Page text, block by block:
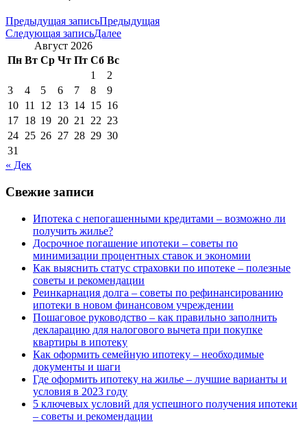
Предыдущая записьПредыдущая
Следующая записьДалее
Август 2026
Пн Вт Ср Чт Пт Сб Вс
1
2
3
4 5 6 7 8
9
10 11 12 13 14 15 16
17 18 19 20 21 22 23
24 25 26 27 28 29 30
31
« Дек
Свежие записи
Ипотека с непогашенными кредитами – возможно ли
получить жилье?
Досрочное погашение ипотеки – советы по
минимизации процентных ставок и экономии
Как выяснить статус страховки по ипотеке – полезные
советы и рекомендации
Реинкарнация долга – советы по рефинансированию
ипотеки в новом финансовом учреждении
Пошаговое руководство – как правильно заполнить
декларацию для налогового вычета при покупке
квартиры в ипотеку
Как оформить семейную ипотеку – необходимые
документы и шаги
Где оформить ипотеку на жилье – лучшие варианты и
условия в 2023 году
5 ключевых условий для успешного получения ипотеки
– советы и рекомендации